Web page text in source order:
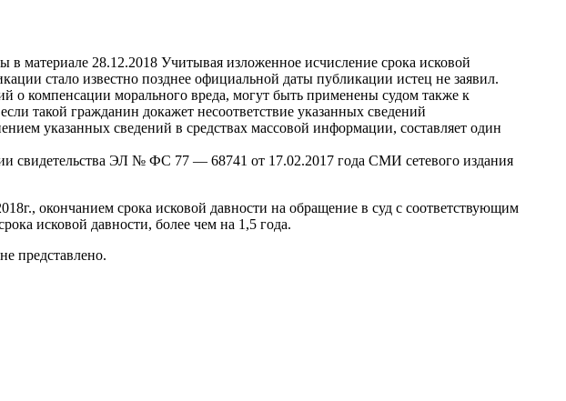
в материале 28.12.2018 Учитывая изложенное исчисление срока исковой
стало известно позднее официальной даты публикации истец не заявил.
о компенсации морального вреда, могут быть применены судом также к
такой гражданин докажет несоответствие указанных сведений
указанных сведений в средствах массовой информации, составляет один
свидетельства ЭЛ № ФС 77 — 68741 от 17.02.2017 года СМИ сетевого издания
окончанием срока исковой давности на обращение в суд с соответствующим
исковой давности, более чем на 1,5 года.
представлено.